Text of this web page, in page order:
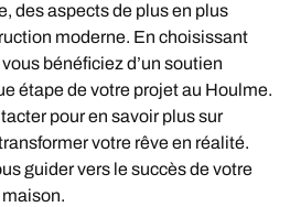
des aspects de plus en plus
moderne. En choisissant
bénéficiez d’un soutien
étape de votre projet au Houlme.
pour en savoir plus sur
votre rêve en réalité.
guider vers le succès de votre